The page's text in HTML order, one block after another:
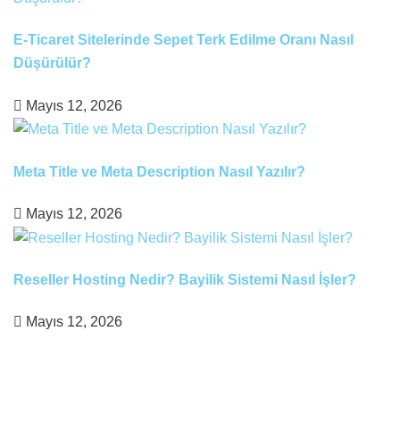
E-Ticaret Sitelerinde Sepet Terk Edilme Oranı Nasıl
Düşürülür?
Mayıs 12, 2026
Meta Title ve Meta Description Nasıl Yazılır?
Mayıs 12, 2026
Reseller Hosting Nedir? Bayilik Sistemi Nasıl İşler?
Mayıs 12, 2026